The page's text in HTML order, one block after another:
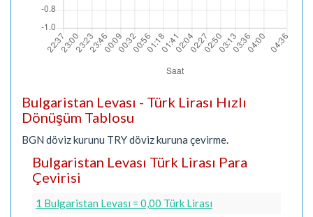
Bulgaristan Levası - Türk Lirası Hızlı
Dönüşüm Tablosu
BGN döviz kurunu TRY döviz kuruna çevirme.
Bulgaristan Levası Türk Lirası Para
Çevirisi
1 Bulgaristan Levası = 0,00 Türk Lirası